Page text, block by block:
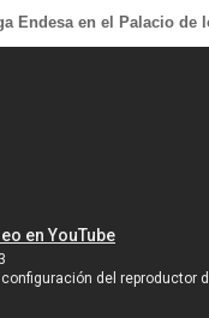
en el Palacio de los